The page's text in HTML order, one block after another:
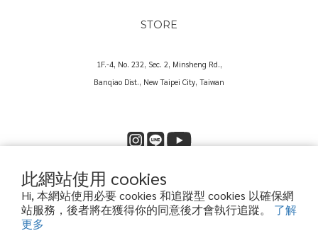
此網站使用 cookies
Hi, 本網站使用必要 cookies 和追蹤型 cookies 以確保網
站服務，後者將在獲得你的同意後才會執行追蹤。 了解
更多
STORE
1F.-4, No. 232, Sec. 2, Minsheng Rd.,
Banqiao Dist., New Taipei City, Taiwan
Copyright© 2025 O83O International Trading Co., Ltd.
歐捌叁歐國際貿易股份有限公司｜60573857